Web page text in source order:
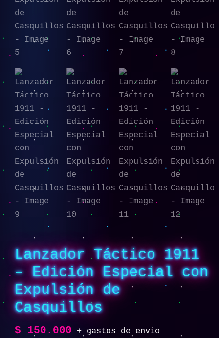
Lanzador Táctico 1911
– Edición Especial con
Expulsión de
Casquillos
$ 150.000
+ gastos de envio